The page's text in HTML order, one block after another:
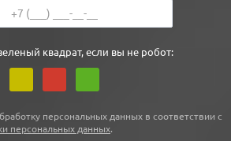
квадрат, если вы не робот:
персональных данных в соответствии с
персональных данных.